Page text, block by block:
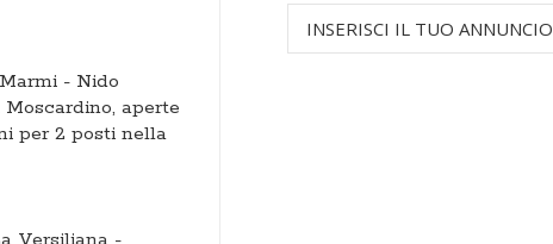
- Nido
aperte
per 2 posti nella
INSERISCI IL TUO ANNUNCIO